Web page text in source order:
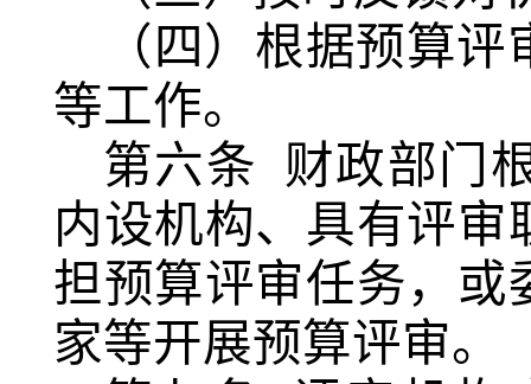
（四）根据预算
等工作。
第六条
财政部门
内设机构、具有评审
担预算评审任务，或
家等开展预算评审。